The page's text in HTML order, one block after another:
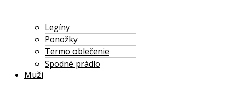
Legíny
Ponožky
Termo oblečenie
Spodné prádlo
Muži